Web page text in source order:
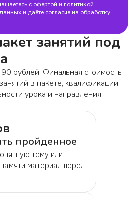
с офертой и политикой
и даёте согласие на обработку
занятий под
рублей. Финальная стоимость
в пакете, квалификации
урока и направления
пройденное
тему или
материал перед